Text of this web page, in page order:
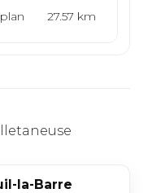
27.57 km
la-Barre